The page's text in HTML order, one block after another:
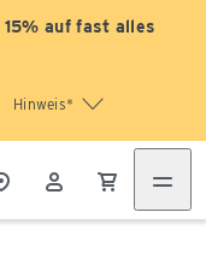
auf fast alles
Hinweis*